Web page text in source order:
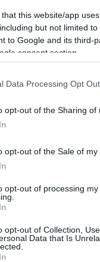
that this website/app
but not limited
to Google and its third-
consent section.
Data Processing Opt
opt-out of the Sharing of
opt-out of the Sale of my
opt-out of processing
opt-out of Collection,
Data that Is